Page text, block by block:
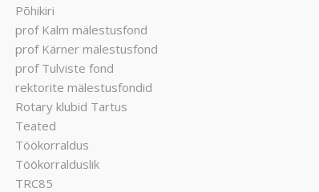
Põhikiri
prof Kalm mälestusfond
prof Kärner mälestusfond
prof Tulviste fond
rektorite mälestusfondid
Rotary klubid Tartus
Teated
Töökorraldus
Töökorralduslik
TRC85